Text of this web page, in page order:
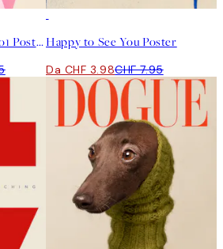
Abstract Pink Shapes No1 Poster Happy to See You Poster
Da CHF 3.98CHF 7.95